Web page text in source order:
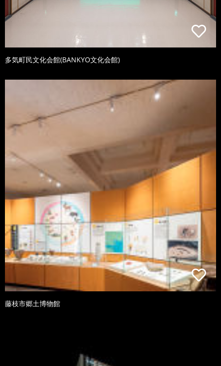
多気町民文化会館(BANKYO文化会館)
藤枝市郷土博物館